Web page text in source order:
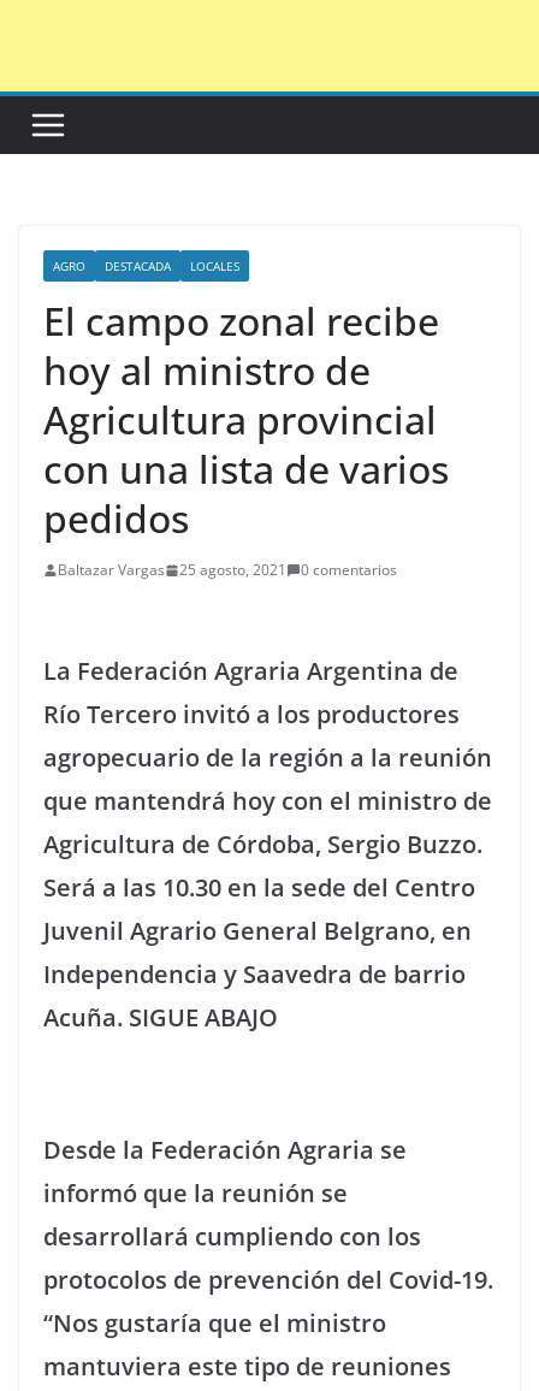
AGRO DESTACADA LOCALES
El campo zonal recibe
hoy al ministro de
Agricultura provincial
con una lista de varios
pedidos
Baltazar Vargas 25 agosto, 2021 0 comentarios
La Federación Agraria Argentina de
Río Tercero invitó a los productores
agropecuario de la región a la reunión
que mantendrá hoy con el ministro de
Agricultura de Córdoba, Sergio Buzzo.
Será a las 10.30 en la sede del Centro
Juvenil Agrario General Belgrano, en
Independencia y Saavedra de barrio
Acuña. SIGUE ABAJO
Desde la Federación Agraria se
informó que la reunión se
desarrollará cumpliendo con los
protocolos de prevención del Covid-19.
“Nos gustaría que el ministro
mantuviera este tipo de reuniones